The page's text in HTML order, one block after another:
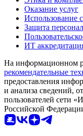
Оказание услуг
Использование
Защита
ИТ
На информационном
рекомендательные
предоставления
и анализа сведений,
пользователей сети
Российской